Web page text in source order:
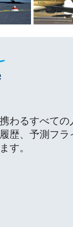
わるすべての
歴、予測フラ
す。